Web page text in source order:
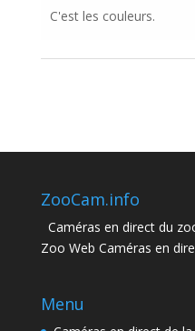
C'est les couleurs.
ZooCam.info
Caméras en direct du
Zoo Web Caméras en
Menu